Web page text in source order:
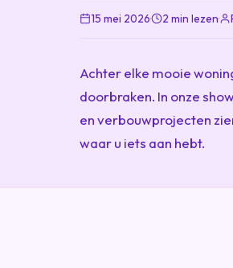
15 mei 2026· 2 min lezen·
Achter elke mooie
doorbraken. In onze
en verbouwprojecten
waar u iets aan hebt.